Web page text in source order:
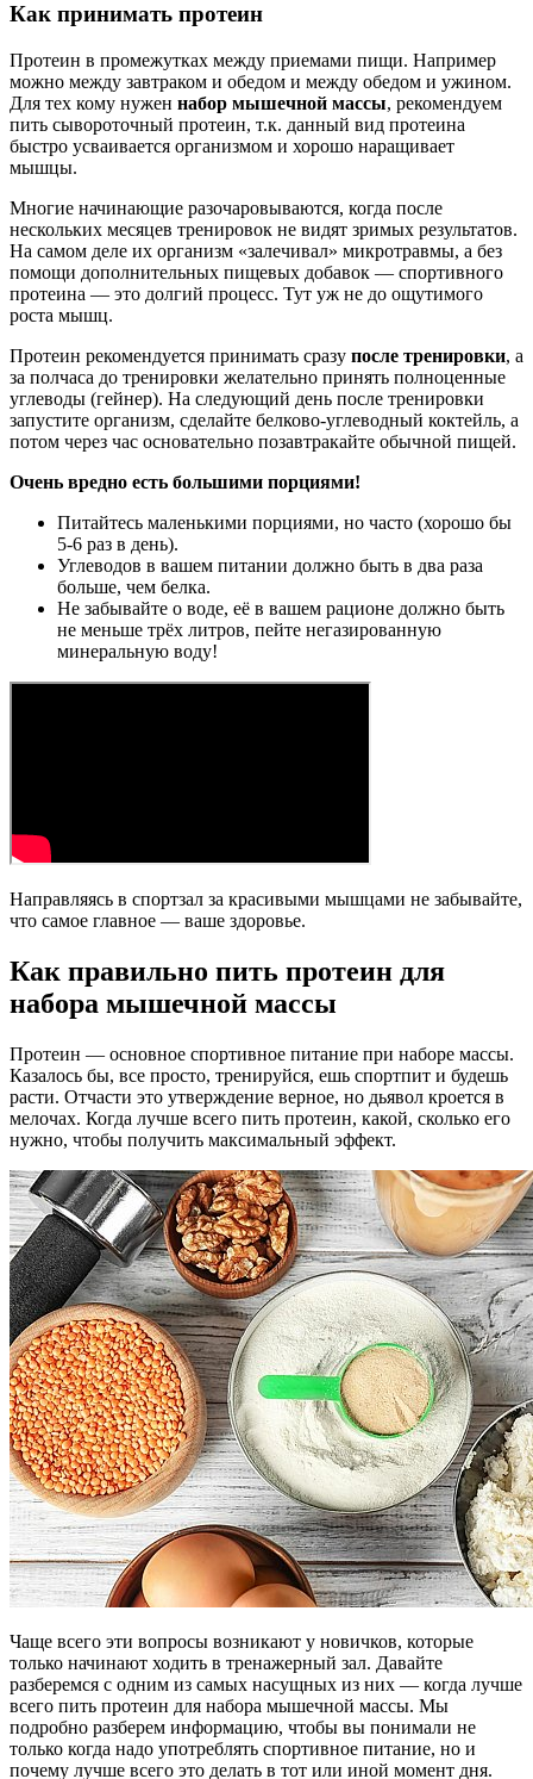
Как принимать протеин
Протеин в промежутках между приемами пищи. Например
можно между завтраком и обедом и между обедом и ужином.
Для тех кому нужен набор мышечной массы, рекомендуем
пить сывороточный протеин, т.к. данный вид протеина
быстро усваивается организмом и хорошо наращивает
мышцы.
Многие начинающие разочаровываются, когда после
нескольких месяцев тренировок не видят зримых результатов.
На самом деле их организм «залечивал» микротравмы, а без
помощи дополнительных пищевых добавок — спортивного
протеина — это долгий процесс. Тут уж не до ощутимого
роста мышц.
Протеин рекомендуется принимать сразу после тренировки, а
за полчаса до тренировки желательно принять полноценные
углеводы (гейнер). На следующий день после тренировки
запустите организм, сделайте белково-углеводный коктейль, а
потом через час основательно позавтракайте обычной пищей.
Очень вредно есть большими порциями!
Питайтесь маленькими порциями, но часто (хорошо бы
5-6 раз в день).
Углеводов в вашем питании должно быть в два раза
больше, чем белка.
Не забывайте о воде, её в вашем рационе должно быть
не меньше трёх литров, пейте негазированную
минеральную воду!
Направляясь в спортзал за красивыми мышцами не забывайте,
что самое главное — ваше здоровье.
Как правильно пить протеин для
набора мышечной массы
Протеин — основное спортивное питание при наборе массы.
Казалось бы, все просто, тренируйся, ешь спортпит и будешь
расти. Отчасти это утверждение верное, но дьявол кроется в
мелочах. Когда лучше всего пить протеин, какой, сколько его
нужно, чтобы получить максимальный эффект.
Чаще всего эти вопросы возникают у новичков, которые
только начинают ходить в тренажерный зал. Давайте
разберемся с одним из самых насущных из них — когда лучше
всего пить протеин для набора мышечной массы. Мы
подробно разберем информацию, чтобы вы понимали не
только когда надо употреблять спортивное питание, но и
почему лучше всего это делать в тот или иной момент дня.